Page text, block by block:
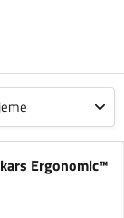
Ergonomic™